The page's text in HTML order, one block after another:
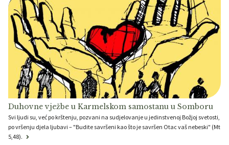
Duhovne vježbe u Karmelskom samostanu u Somboru
Svi ljudi su, već po krštenju, pozvani na sudjelovanje u jedinstvenoj Božjoj svetosti,
po vršenju djela ljubavi – "Budite savršeni kao što je savršen Otac vaš nebeski" (Mt
5,48).